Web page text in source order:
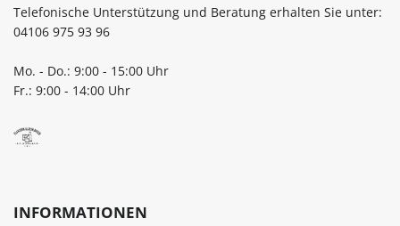
Telefonische Unterstützung und Beratung erhalten Sie unter:
04106 975 93 96
Mo. - Do.: 9:00 - 15:00 Uhr
Fr.: 9:00 - 14:00 Uhr
INFORMATIONEN